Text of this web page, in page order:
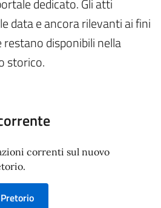
dedicato. Gli atti
data e ancora rilevanti ai fini
restano disponibili nella
storico.
correnti sul nuovo